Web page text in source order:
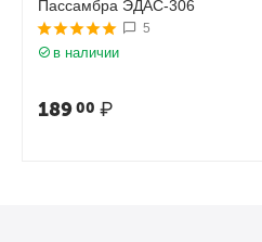
Пассамбра ЭДАС-306
5
в наличии
18900 ₽